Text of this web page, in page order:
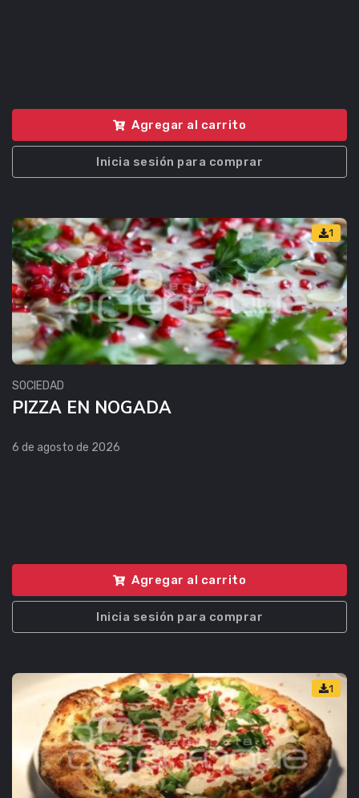
Agregar al carrito
Inicia sesión para comprar
1
SOCIEDAD
PIZZA EN NOGADA
6 de agosto de 2026
Agregar al carrito
Inicia sesión para comprar
1